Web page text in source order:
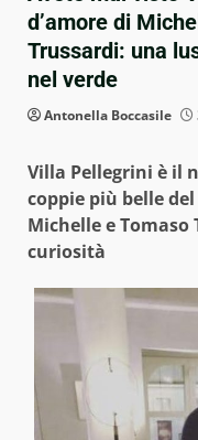
d’amore di
Trussardi: una
nel verde
Antonella Boccasile
Villa Pellegrini è il
coppie più belle
Michelle e Tomaso
curiosità